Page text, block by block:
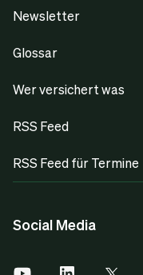
Newsletter
Glossar
Wer versichert was
RSS Feed
RSS Feed für Termine
Social Media